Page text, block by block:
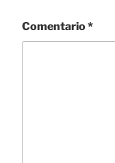
Comentario*